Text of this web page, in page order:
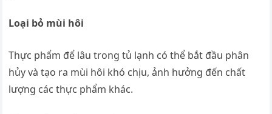
Loại bỏ mùi hôi
Thực phẩm để lâu trong tủ lạnh có thể bắt đầu phân
hủy và tạo ra mùi hôi khó chịu, ảnh hưởng đến chất
lượng các thực phẩm khác.